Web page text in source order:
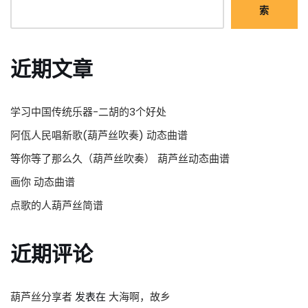
索
近期文章
学习中国传统乐器-二胡的3个好处
阿佤人民唱新歌(葫芦丝吹奏) 动态曲谱
等你等了那么久（葫芦丝吹奏） 葫芦丝动态曲谱
画你 动态曲谱
点歌的人葫芦丝简谱
近期评论
葫芦丝分享者发表在 大海啊，故乡